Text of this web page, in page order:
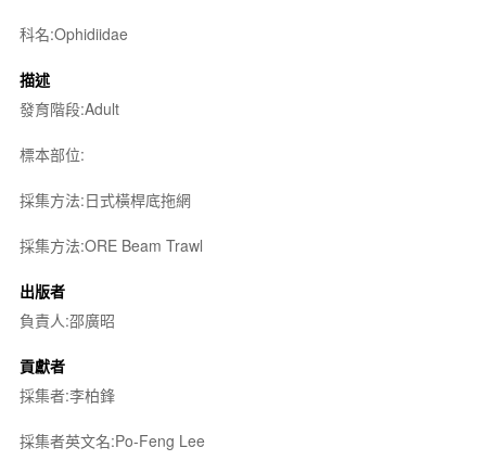
科名:Ophidiidae
描述
發育階段:Adult
標本部位:
採集方法:日式橫桿底拖網
採集方法:ORE Beam Trawl
出版者
負責人:邵廣昭
貢獻者
採集者:李柏鋒
採集者英文名:Po-Feng Lee